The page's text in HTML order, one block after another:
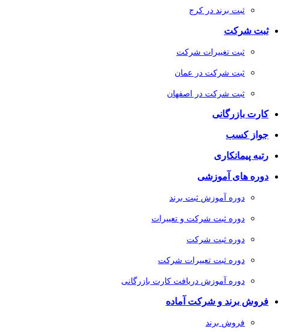
ثبت برند در کرج
ثبت شرکت
ثبت تغییرات شرکت
ثبت شرکت در عمان
ثبت شرکت در اصفهان
کارت بازرگانی
جواز کسب
رتبه پیمانکاری
دوره های آموزشی
دوره آموزش ثبت برند
دوره ثبت شرکت و تعییرات
دوره ثبت شرکت
دوره ثبت تعییرات شرکت
دوره آموزش دریافت کارت بازرگانی
فروش برند و شرکت آماده
فروش برند